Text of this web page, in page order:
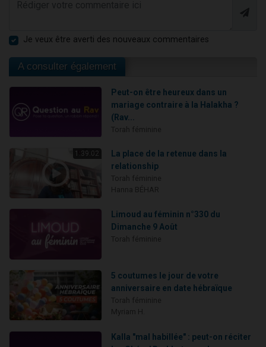
Je veux être averti des nouveaux commentaires
A consulter également
Peut-on être heureux dans un
mariage contraire à la Halakha ?
(Rav...
1:39:02
La place de la retenue dans la
relationship
Limoud au féminin n°330 du
Dimanche 9 Août
5 coutumes le jour de votre
anniversaire en date hébraïque
Kalla "mal habillée" : peut-on réciter